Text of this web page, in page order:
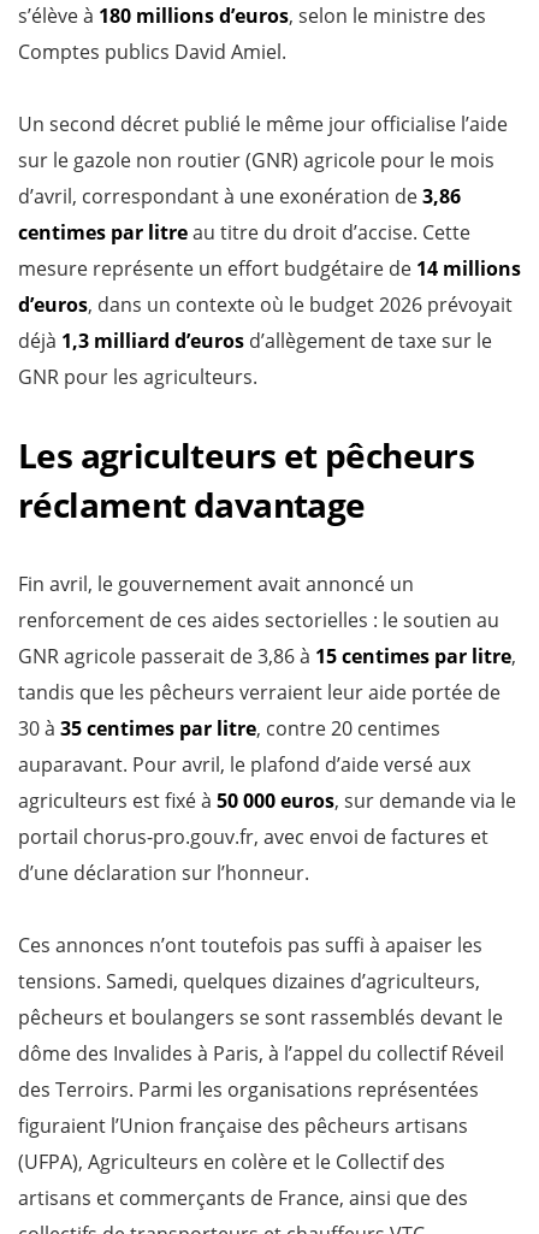
s’élève à 180 millions d’euros, selon le ministre des
Comptes publics David Amiel.
Un second décret publié le même jour officialise l’aide
sur le gazole non routier (GNR) agricole pour le mois
d’avril, correspondant à une exonération de3,86
centimes par litreau titre du droit d’accise. Cette
mesure représente un effort budgétaire de 14 millions
d’euros, dans un contexte où le budget 2026 prévoyait
déjà 1,3 milliard d’euros d’allègement de taxe sur le
GNR pour les agriculteurs.
Les agriculteurs et pêcheurs
réclament davantage
Fin avril, le gouvernement avait annoncé un
renforcement de ces aides sectorielles : le soutien au
GNR agricole passerait de 3,86 à 15 centimes par litre,
tandis que les pêcheurs verraient leur aide portée de
30 à 35 centimes par litre, contre 20 centimes
auparavant. Pour avril, le plafond d’aide versé aux
agriculteurs est fixé à 50 000 euros, sur demande via le
portail chorus-pro.gouv.fr, avec envoi de factures et
d’une déclaration sur l’honneur.
Ces annonces n’ont toutefois pas suffi à apaiser les
tensions. Samedi, quelques dizaines d’agriculteurs,
pêcheurs et boulangers se sont rassemblés devant le
dôme des Invalides à Paris, à l’appel du collectif Réveil
des Terroirs. Parmi les organisations représentées
figuraient l’Union française des pêcheurs artisans
(UFPA), Agriculteurs en colère et le Collectif des
artisans et commerçants de France, ainsi que des